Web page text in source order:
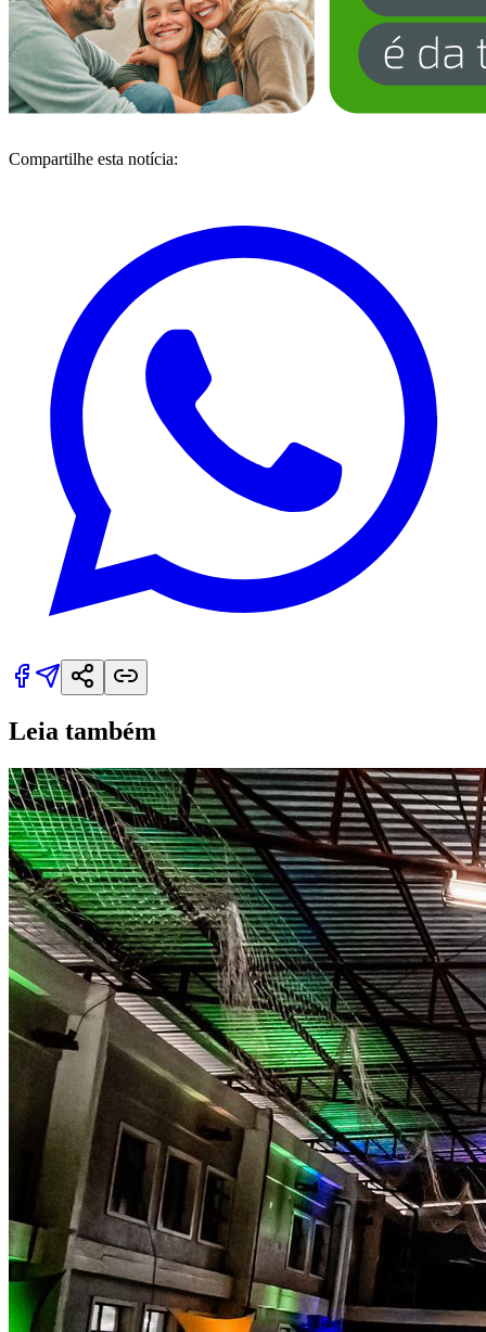
Compartilhe esta notícia:
Leia também